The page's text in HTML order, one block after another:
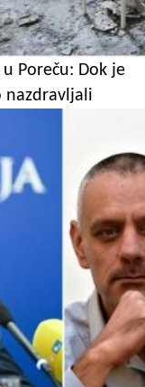
Poreču: Dok je
nazdravljali